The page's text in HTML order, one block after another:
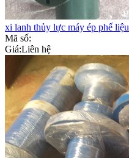
xi lanh thủy lực máy ép phế liệu
Mã số:
Giá:Liên hệ